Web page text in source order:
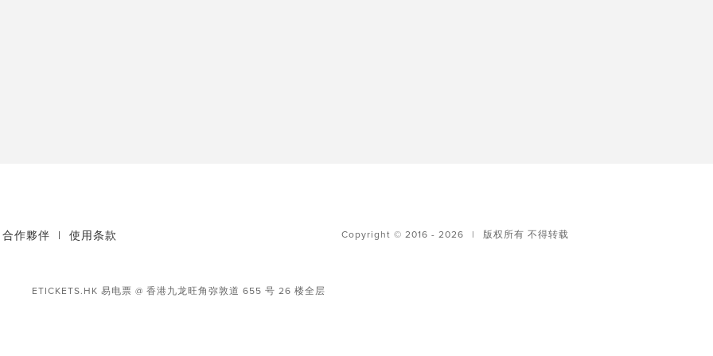
合作夥伴 使用条款 Copyright © 2016 - 2026 版权所有 不得转载
ETICKETS.HK 易电票 @ 香港九龙旺角弥敦道 655 号 26 楼全层